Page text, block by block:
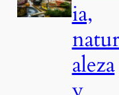
ia,
natur
aleza